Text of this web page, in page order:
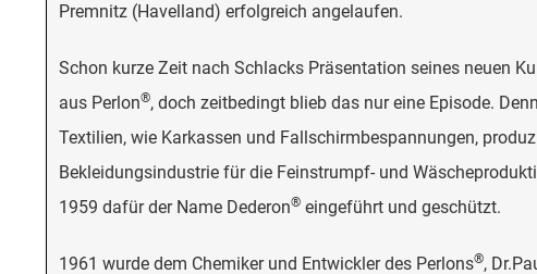
Premnitz (Havelland) erfolgreich angelaufen.
Schon kurze Zeit nach Schlacks Präsentation seines neuen
aus Perlon®, doch zeitbedingt blieb das nur eine Episode.
Textilien, wie Karkassen und Fallschirmbespannungen,
Bekleidungsindustrie für die Feinstrumpf- und
1959 dafür der Name Dederon® eingeführt und geschützt.
1961 wurde dem Chemiker und Entwickler des Perlons®,